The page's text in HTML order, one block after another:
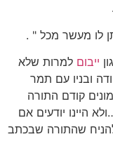
ייבום למרות שלא
ובניו עם תמר
קודם התורה
היינו יודעים אם
להניח שהתורה שבכתב